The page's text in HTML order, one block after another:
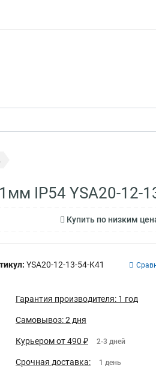
IP54 YSA20-12-
Купить по низким
YSA20-12-13-54-K41
Гарантия производителя: 1 год
Самовывоз: 2 дня
Курьером от 490 ₽ 2-3 дней
Срочная доставка: 1 день